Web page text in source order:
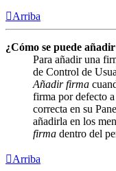
Arriba
¿Cómo se puede
Para añadir una
de Control de
Añadir firma
firma por defecto
correcta en su
añadirla en los
firma dentro del
Arriba